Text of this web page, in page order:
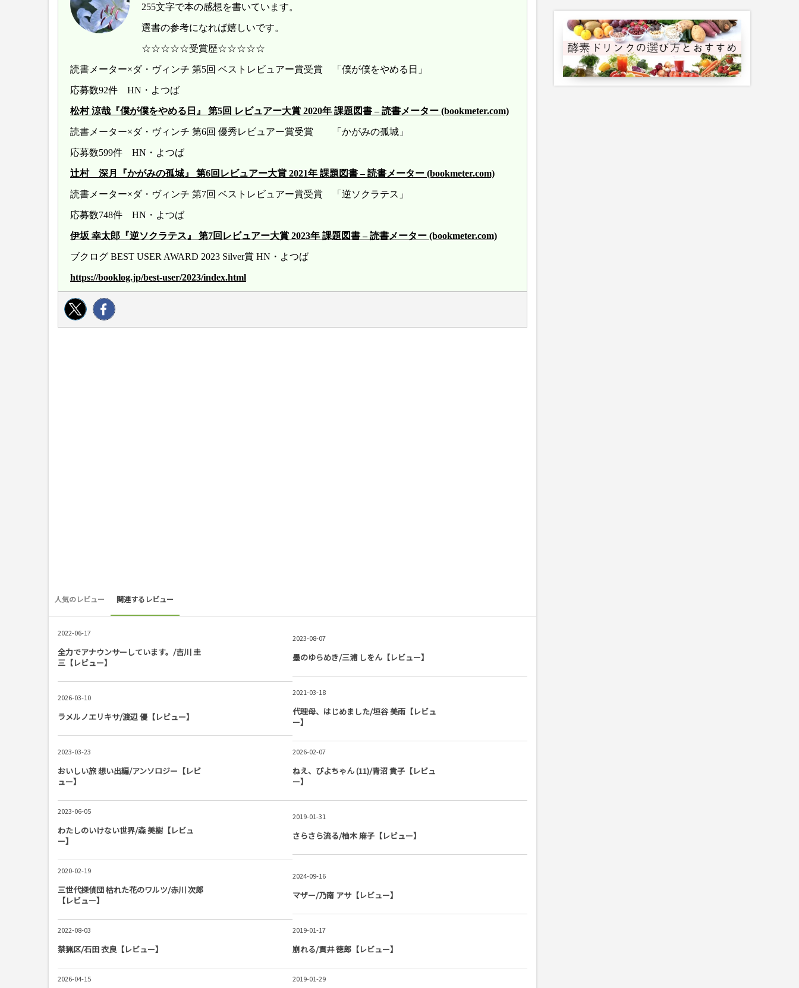
255文字で本の感想を書いています。
選書の参考になれば嬉しいです。
☆☆☆☆☆受賞歴☆☆☆☆☆
読書メーター×ダ・ヴィンチ 第5回 ベストレビュアー賞受賞 「僕が僕をやめる日」
応募数92件 HN・よつば
松村 涼哉『僕が僕をやめる日』 第5回 レビュアー大賞 2020年 課題図書 – 読書メーター (bookmeter.com)
読書メーター×ダ・ヴィンチ 第6回 優秀レビュアー賞受賞 「かがみの孤城」
応募数599件 HN・よつば
辻村 深月『かがみの孤城』 第6回レビュアー大賞 2021年 課題図書 – 読書メーター (bookmeter.com)
読書メーター×ダ・ヴィンチ 第7回 ベストレビュアー賞受賞 「逆ソクラテス」
応募数748件 HN・よつば
伊坂 幸太郎『逆ソクラテス』 第7回レビュアー大賞 2023年 課題図書 – 読書メーター (bookmeter.com)
ブクログ BEST USER AWARD 2023 Silver賞 HN・よつば
https://booklog.jp/best-user/2023/index.html
人気のレビュー 関連するレビュー
2022-06-17
全力でアナウンサーしています。/吉川 圭
三【レビュー】
2023-08-07
墨のゆらめき/三浦 しをん【レビュー】
2026-03-10
ラメルノエリキサ/渡辺 優【レビュー】
2021-03-18
代理母、はじめました/垣谷 美雨【レビュ
ー】
2023-03-23
おいしい旅 想い出編/アンソロジー【レビ
ュー】
2026-02-07
ねえ、ぴよちゃん (11)/青沼 貴子【レビュ
ー】
2023-06-05
わたしのいけない世界/森 美樹【レビュ
ー】
2019-01-31
さらさら流る/柚木 麻子【レビュー】
2020-02-19
三世代探偵団 枯れた花のワルツ/赤川 次郎
【レビュー】
2024-09-16
マザー/乃南 アサ【レビュー】
2022-08-03
禁猟区/石田 衣良【レビュー】
2019-01-17
崩れる/貫井 徳郎【レビュー】
2026-04-15 2019-01-29